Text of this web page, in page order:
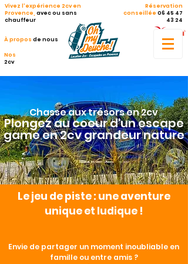
Vivez l'expérience 2cv en
Provence, avec ou sans
chauffeur
Nos
2cv
À propos de nous
Réservation
conseillée 06 45 47
43 24
Chasse aux trésors en 2cv
Plongez au coeur d'un escape
gameen 2cv grandeur nature
Le jeu de piste : une aventure
unique et ludique !
Envie de partager un moment inoubliable en
famille ou entre amis ?